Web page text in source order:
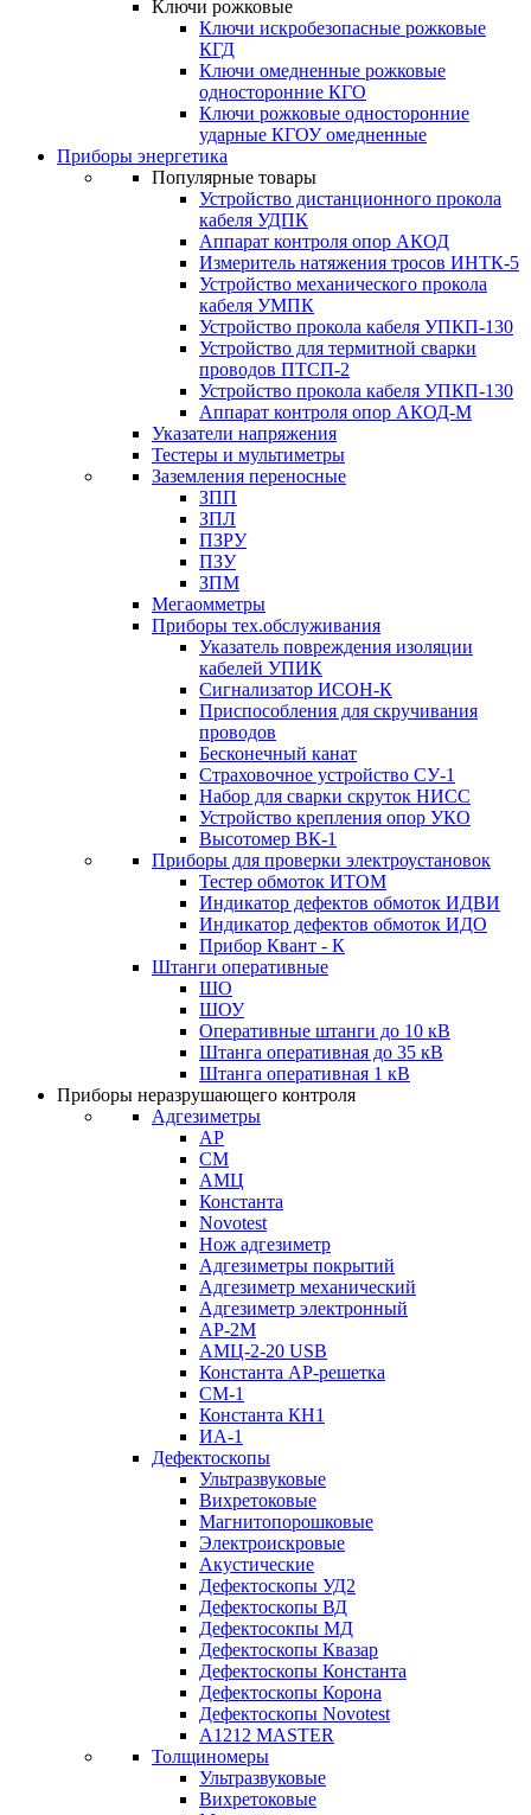
Ключи рожковые
Ключи искробезопасные рожковые
КГД
Ключи омедненные рожковые
односторонние КГО
Ключи рожковые односторонние
ударные КГОУ омедненные
Приборы энергетика
Популярные товары
Устройство дистанционного прокола
кабеля УДПК
Аппарат контроля опор АКОД
Измеритель натяжения тросов ИНТК-5
Устройство механического прокола
кабеля УМПК
Устройство прокола кабеля УПКП-130
Устройство для термитной сварки
проводов ПТСП-2
Устройство прокола кабеля УПКП-130
Аппарат контроля опор АКОД-М
Указатели напряжения
Тестеры и мультиметры
Заземления переносные
ЗПП
ЗПЛ
ПЗРУ
ПЗУ
ЗПМ
Мегаомметры
Приборы тех.обслуживания
Указатель повреждения изоляции
кабелей УПИК
Сигнализатор ИСОН-К
Приспособления для скручивания
проводов
Бесконечный канат
Страховочное устройство СУ-1
Набор для сварки скруток НИСС
Устройство крепления опор УКО
Высотомер ВК-1
Приборы для проверки электроустановок
Тестер обмоток ИТОМ
Индикатор дефектов обмоток ИДВИ
Индикатор дефектов обмоток ИДО
Прибор Квант - К
Штанги оперативные
ШО
ШОУ
Оперативные штанги до 10 кВ
Штанга оперативная до 35 кВ
Штанга оперативная 1 кВ
Приборы неразрушающего контроля
Адгезиметры
АР
СМ
АМЦ
Константа
Novotest
Нож адгезиметр
Адгезиметры покрытий
Адгезиметр механический
Адгезиметр электронный
АР-2М
АМЦ-2-20 USB
Константа АР-решетка
СМ-1
Константа КН1
ИА-1
Дефектоскопы
Ультразвуковые
Вихретоковые
Магнитопорошковые
Электроискровые
Акустические
Дефектоскопы УД2
Дефектоскопы ВД
Дефектосокпы МД
Дефектоскопы Квазар
Дефектоскопы Константа
Дефектоскопы Корона
Дефектоскопы Novotest
А1212 MASTER
Толщиномеры
Ультразвуковые
Вихретоковые